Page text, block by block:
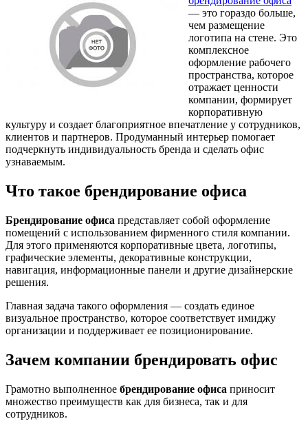
— это гораздо больше,
чем размещение
логотипа на стене. Это
комплексное
оформление рабочего
пространства, которое
отражает ценности
компании, формирует
корпоративную
культуру и создает благоприятное впечатление у сотрудников,
клиентов и партнеров. Продуманный интерьер помогает
подчеркнуть индивидуальность бренда и сделать офис
узнаваемым.
Что такое брендирование офиса
Брендирование офиса представляет собой оформление
помещений с использованием фирменного стиля компании.
Для этого применяются корпоративные цвета, логотипы,
графические элементы, декоративные конструкции,
навигация, информационные панели и другие дизайнерские
решения.
Главная задача такого оформления — создать единое
визуальное пространство, которое соответствует имиджу
организации и поддерживает ее позиционирование.
Зачем компании брендировать офис
Грамотно выполненное брендирование офиса приносит
множество преимуществ как для бизнеса, так и для
сотрудников.